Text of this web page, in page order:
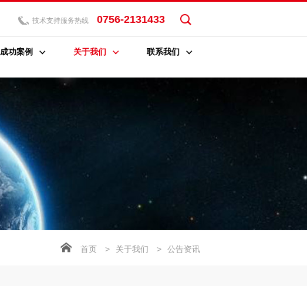
技术支持服务热线 0756-2131433
成功案例 关于我们 联系我们
首页 > 关于我们 > 公告资讯